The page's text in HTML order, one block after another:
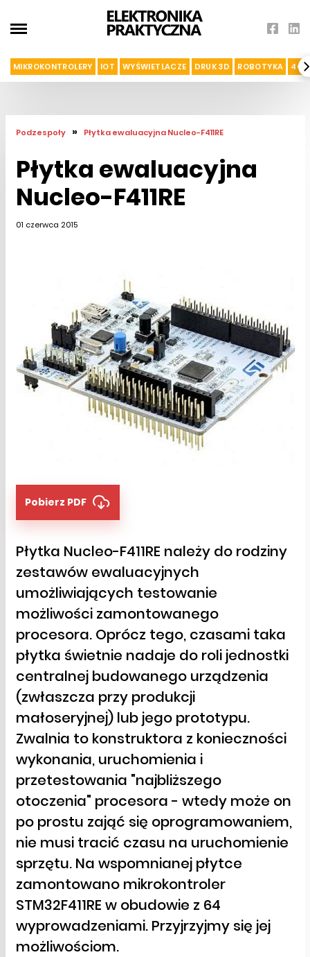
MIKROKONTROLERY IOT WYŚWIETLACZE DRUK 3D ROBOTYKA 4G I
Podzespoły » Płytka ewaluacyjna Nucleo-F411RE
Płytka ewaluacyjna
Nucleo-F411RE
01 czerwca 2015
Pobierz PDF
Płytka Nucleo-F411RE należy do rodziny
zestawów ewaluacyjnych
umożliwiających testowanie
możliwości zamontowanego
procesora. Oprócz tego, czasami taka
płytka świetnie nadaje do roli jednostki
centralnej budowanego urządzenia
(zwłaszcza przy produkcji
małoseryjnej) lub jego prototypu.
Zwalnia to konstruktora z konieczności
wykonania, uruchomienia i
przetestowania "najbliższego
otoczenia" procesora - wtedy może on
po prostu zająć się oprogramowaniem,
nie musi tracić czasu na uruchomienie
sprzętu. Na wspomnianej płytce
zamontowano mikrokontroler
STM32F411RE w obudowie z 64
wyprowadzeniami. Przyjrzyjmy się jej
możliwościom.